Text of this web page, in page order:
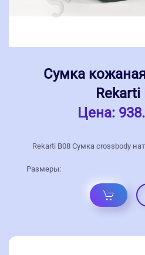
Сумка
Rekarti
Цена:
Rekarti В08 Сумка crossbody
Размеры: